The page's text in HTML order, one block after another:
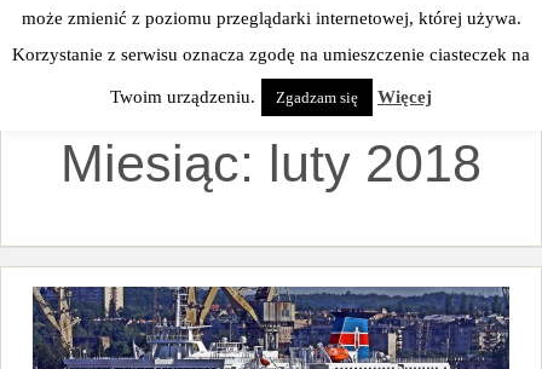
Miesiąc: luty 2018
może zmienić z poziomu przeglądarki internetowej, której używa.
Korzystanie z serwisu oznacza zgodę na umieszczenie ciasteczek na
Twoim urządzeniu. Zgadzam się Więcej